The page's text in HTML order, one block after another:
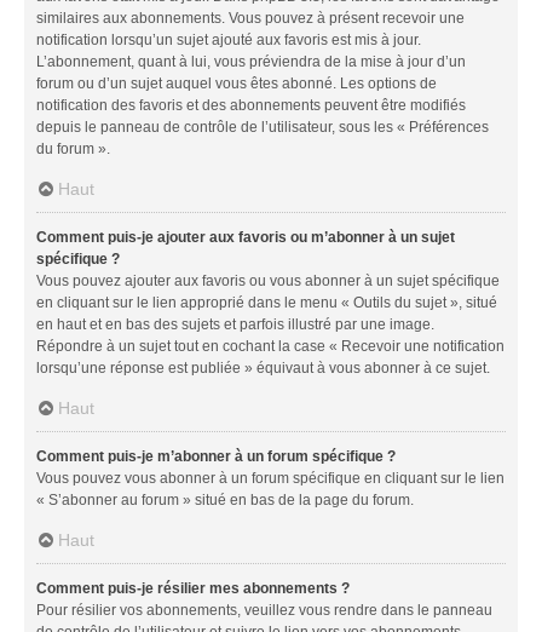
similaires aux abonnements. Vous pouvez à présent recevoir une
notification lorsqu’un sujet ajouté aux favoris est mis à jour.
L’abonnement, quant à lui, vous préviendra de la mise à jour d’un
forum ou d’un sujet auquel vous êtes abonné. Les options de
notification des favoris et des abonnements peuvent être modifiés
depuis le panneau de contrôle de l’utilisateur, sous les « Préférences
du forum ».
Haut
Comment puis-je ajouter aux favoris ou m’abonner à un sujet
spécifique ?
Vous pouvez ajouter aux favoris ou vous abonner à un sujet spécifique
en cliquant sur le lien approprié dans le menu « Outils du sujet », situé
en haut et en bas des sujets et parfois illustré par une image.
Répondre à un sujet tout en cochant la case « Recevoir une notification
lorsqu’une réponse est publiée » équivaut à vous abonner à ce sujet.
Haut
Comment puis-je m’abonner à un forum spécifique ?
Vous pouvez vous abonner à un forum spécifique en cliquant sur le lien
« S’abonner au forum » situé en bas de la page du forum.
Haut
Comment puis-je résilier mes abonnements ?
Pour résilier vos abonnements, veuillez vous rendre dans le panneau